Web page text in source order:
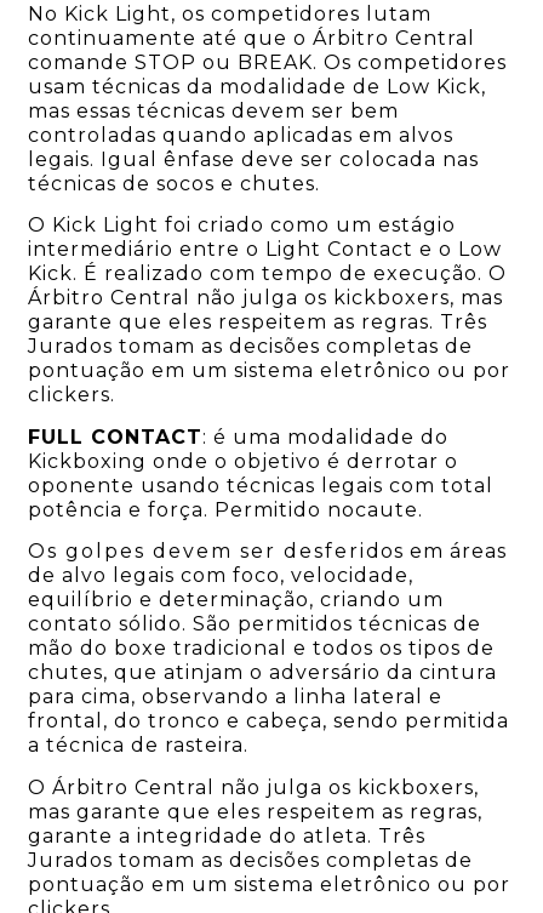
No Kick Light, os competidores lutam
continuamente até que o Árbitro Central
comande STOP ou BREAK. Os competidores
usam técnicas da modalidade de Low Kick,
mas essas técnicas devem ser bem
controladas quando aplicadas em alvos
legais. Igual ênfase deve ser colocada nas
técnicas de socos e chutes.
O Kick Light foi criado como um estágio
intermediário entre o Light Contact e o Low
Kick. É realizado com tempo de execução. O
Árbitro Central não julga os kickboxers, mas
garante que eles respeitem as regras. Três
Jurados tomam as decisões completas de
pontuação em um sistema eletrônico ou por
clickers.
FULL CONTACT: é uma modalidade do
Kickboxing onde o objetivo é derrotar o
oponente usando técnicas legais com total
potência e força. Permitido nocaute.
Os golpes devem ser desferidos em áreas
de alvo legais com foco, velocidade,
equilíbrio e determinação, criando um
contato sólido. São permitidos técnicas de
mão do boxe tradicional e todos os tipos de
chutes, que atinjam o adversário da cintura
para cima, observando a linha lateral e
frontal, do tronco e cabeça, sendo permitida
a técnica de rasteira.
O Árbitro Central não julga os kickboxers,
mas garante que eles respeitem as regras,
garante a integridade do atleta. Três
Jurados tomam as decisões completas de
pontuação em um sistema eletrônico ou por
clickers.